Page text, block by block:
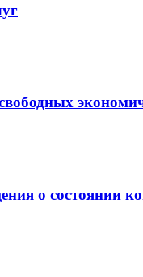
о состоянии